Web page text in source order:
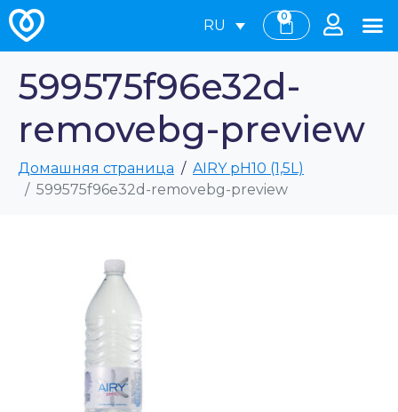
RU
0
599575f96e32d-
removebg-preview
Домашняя страница
AIRY pH10 (1,5L)
599575f96e32d-removebg-preview